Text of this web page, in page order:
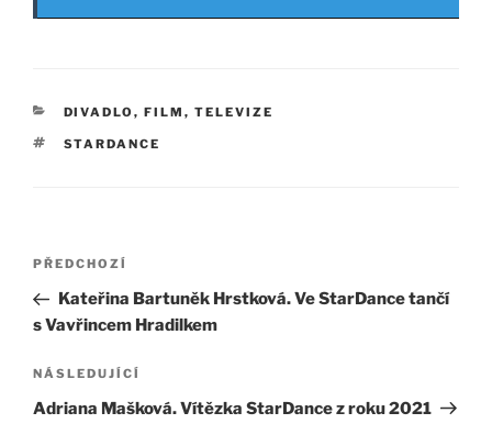
RUBRIKY
DIVADLO, FILM, TELEVIZE
ŠTÍTKY
STARDANCE
Navigace
příspěvek
Předchozí
příspěvek
PŘEDCHOZÍ
Kateřina Bartuněk Hrstková. Ve StarDance tančí
s Vavřincem Hradilkem
Následující
příspěvek
NÁSLEDUJÍCÍ
Adriana Mašková. Vítězka StarDance z roku 2021